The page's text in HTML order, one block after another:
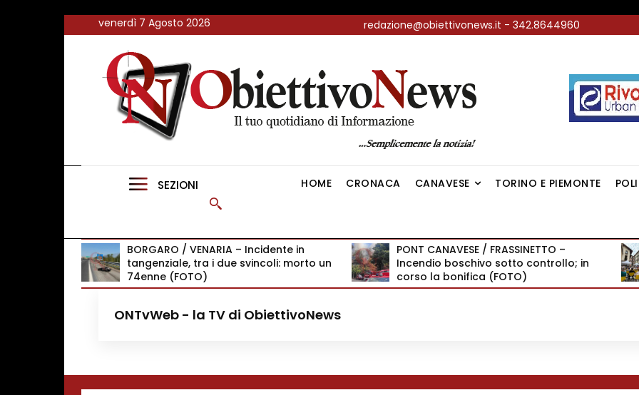
FLASH NEWS
NEWS DAL RESTO D’ITALIA
CANAVESELOCAL
Contatti
venerdì 7 Agosto 2026
redazione@obiettivonews.it - 342.8644960
SEZIONI HOME CRONACA CANAVESE TORINO E PIEMONTE
BORGARO / VENARIA – Incidente in
tangenziale, tra i due svincoli: morto un
74enne (FOTO)
PONT CANAVESE / FRASSINETTO –
Incendio boschivo sotto controllo; in
corso la bonifica (FOTO)
ONTvWeb - la TV di ObiettivoNews